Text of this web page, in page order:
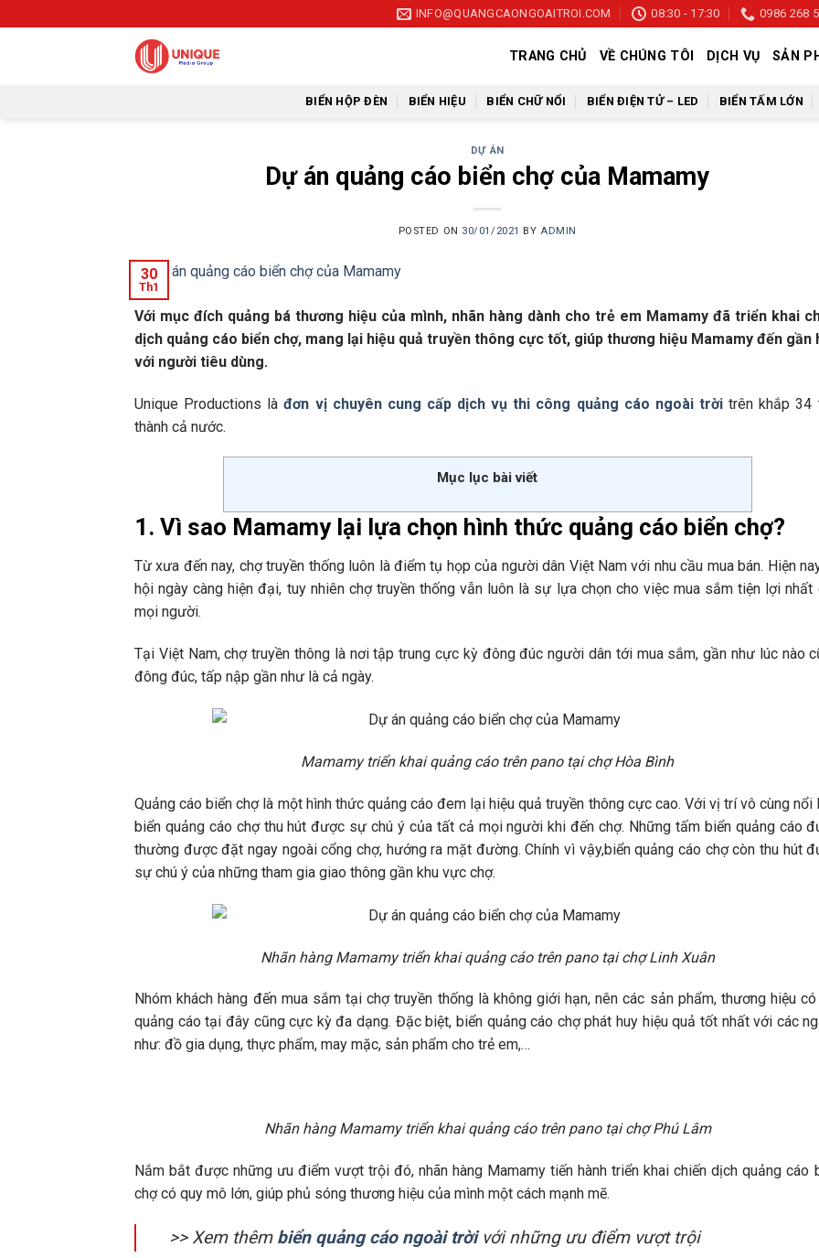
INFO@QUANGCAONGOAITROI.COM 08:30 - 17:30 0986 268
TRANG CHỦ VỀ CHÚNG TÔI DỊCH VỤ SẢN
BIỂN HỘP ĐÈN BIỂN HIỆU BIỂN CHỮ NỔI BIỂN ĐIỆN TỬ – LED BIỂN TẤM LỚN
DỰ ÁN
Dự án quảng cáo biển chợ của Mamamy
POSTED ON 30/01/2021 BY ADMIN
30
Th1
Với mục đích quảng bá thương hiệu của mình, nhãn hàng dành cho trẻ em Mamamy đã triển khai
dịch quảng cáo biển chợ, mang lại hiệu quả truyền thông cực tốt, giúp thương hiệu Mamamy đến gần
với người tiêu dùng.
Unique Productions làđơn vị chuyên cung cấp dịch vụ thi công quảng cáo ngoài trời trên khắp 34
thành cả nước.
Mục lục bài viết
1. Vì sao Mamamy lại lựa chọn hình thức quảng cáo biển chợ?
Từ xưa đến nay, chợ truyền thống luôn là điểm tụ họp của người dân Việt Nam với nhu cầu mua bán. Hiện
hội ngày càng hiện đại, tuy nhiên chợ truyền thống vẫn luôn là sự lựa chọn cho việc mua sắm tiện lợi nhất
mọi người.
Tại Việt Nam, chợ truyền thông là nơi tập trung cực kỳ đông đúc người dân tới mua sắm, gần như lúc nào
đông đúc, tấp nập gần như là cả ngày.
Mamamy triển khai quảng cáo trên pano tại chợ Hòa Bình
Quảng cáo biển chợ là một hình thức quảng cáo đem lại hiệu quả truyền thông cực cao. Với vị trí vô cùng nổi
biển quảng cáo chợ thu hút được sự chú ý của tất cả mọi người khi đến chợ. Những tấm biển quảng cáo
thường được đặt ngay ngoài cổng chợ, hướng ra mặt đường. Chính vì vậy,biển quảng cáo chợ còn thu hút
sự chú ý của những tham gia giao thông gần khu vực chợ.
Nhãn hàng Mamamy triển khai quảng cáo trên pano tại chợ Linh Xuân
Nhóm khách hàng đến mua sắm tại chợ truyền thống là không giới hạn, nên các sản phẩm, thương hiệu
quảng cáo tại đây cũng cực kỳ đa dạng. Đặc biệt, biển quảng cáo chợ phát huy hiệu quả tốt nhất với các
như: đồ gia dụng, thực phẩm, may mặc, sản phẩm cho trẻ em,…
Nhãn hàng Mamamy triển khai quảng cáo trên pano tại chợ Phú Lâm
Nắm bắt được những ưu điểm vượt trội đó, nhãn hàng Mamamy tiến hành triển khai chiến dịch quảng cáo
chợ có quy mô lớn, giúp phủ sóng thương hiệu của mình một cách mạnh mẽ.
>> Xem thêm biển quảng cáo ngoài trờivới những ưu điểm vượt trội